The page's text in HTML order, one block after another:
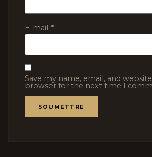
E-mail *
Save my name, email, and
browser for the next time I